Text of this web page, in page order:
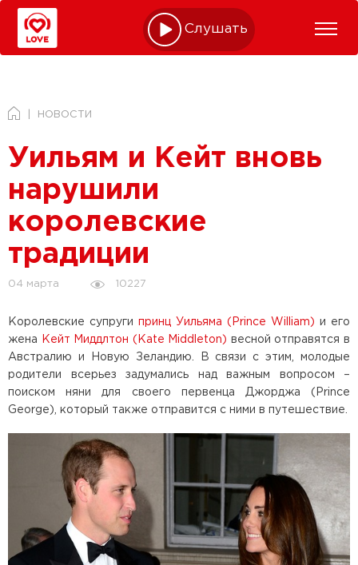
Слушать online
НОВОСТИ
Уильям и Кейт вновь
нарушили
королевские
традиции
04 марта 10227
Королевские супруги принц Уильяма (Prince William) и его
жена
Кейт Миддлтон (Kate Middleton) весной отправятся в
Австралию и Новую Зеландию. В связи с этим, молодые
родители всерьез задумались над важным вопросом –
поиском няни для своего первенца Джорджа (Prince
George), который также отправится с ними в путешествие.